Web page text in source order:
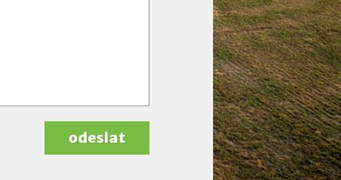
odeslat